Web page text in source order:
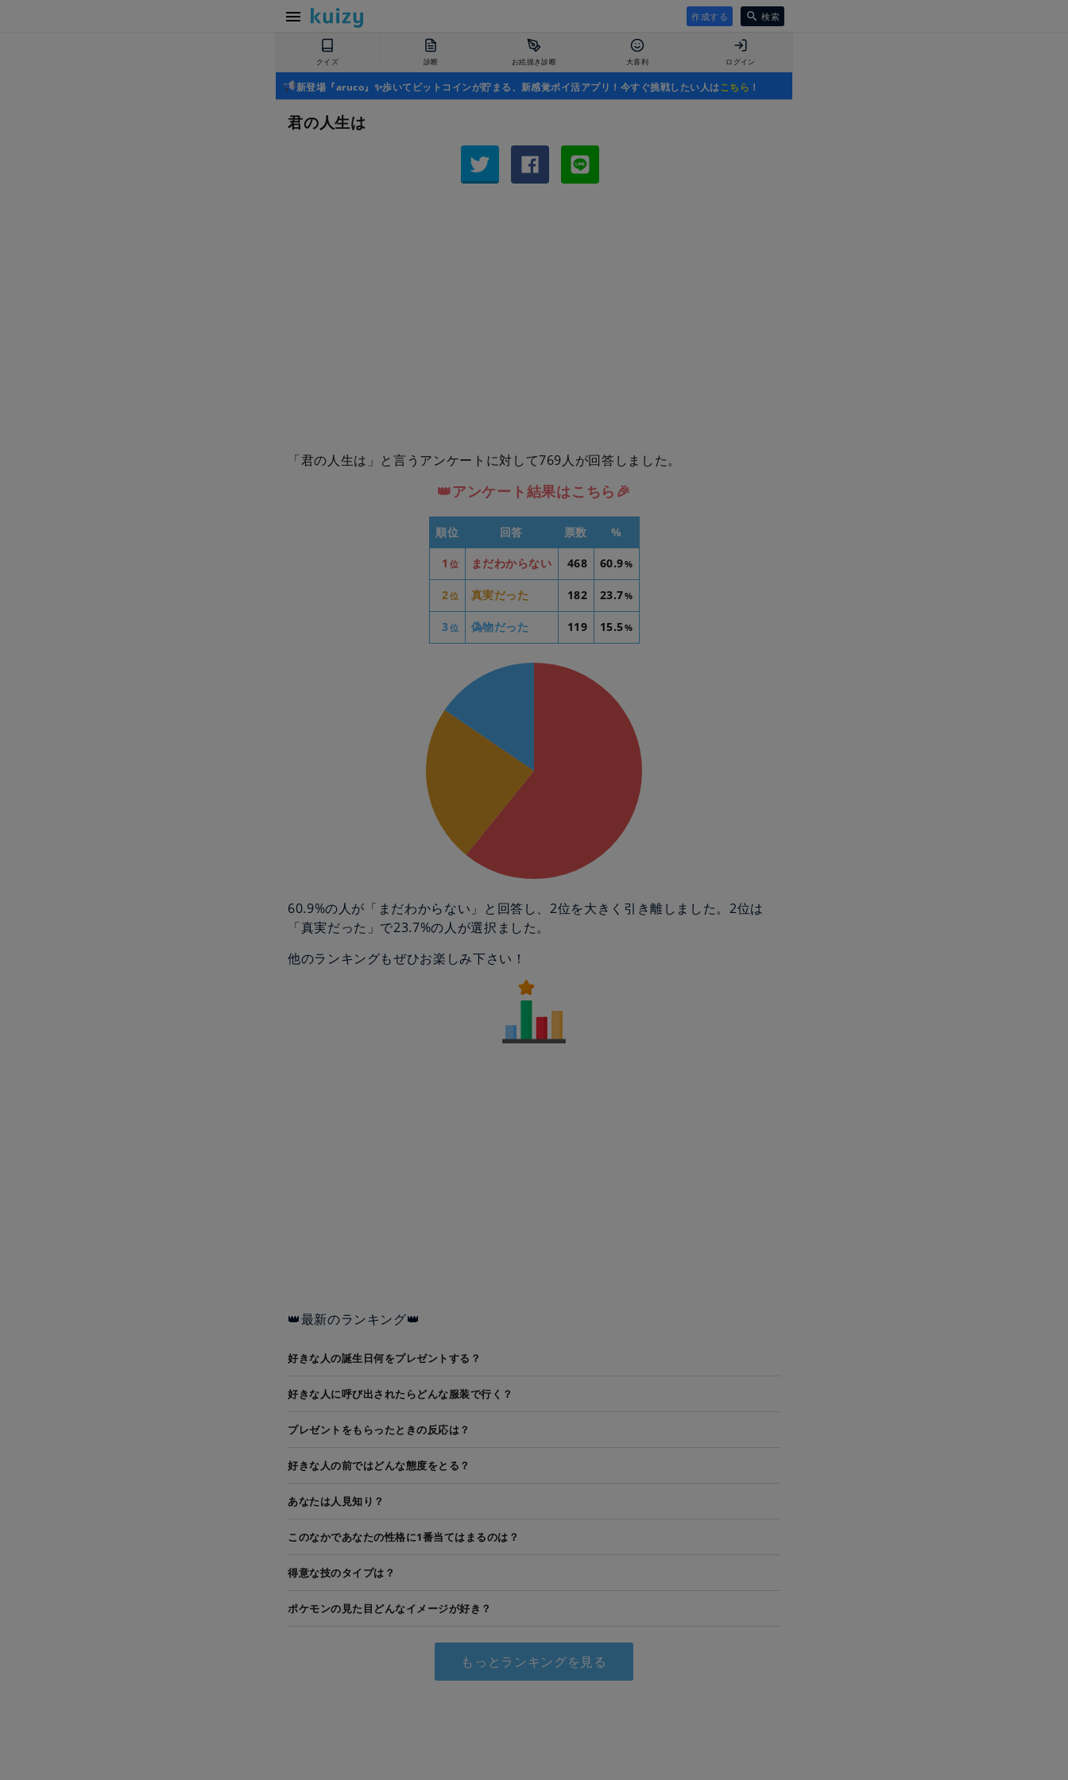
作成する 検索
クイズ 診断 お絵描き診断 大喜利 ログイン
新登場『aruco』✨歩いてビットコインが貯まる、新感覚ポイ活アプリ！今すぐ挑戦したい人はこちら ！
君の人生は
「君の人生は」と言うアンケートに対して769人が回答しました。
👑アンケート結果はこちら🎉
順位 回答 票数 %
1 位 まだわからない 468 60.9%
2位 真実だった 182 23.7%
3位 偽物だった 119 15.5%
60.9%の人が「まだわからない」と回答し、2位を大きく引き離しました。2位は
「真実だった」で23.7%の人が選択ました。
他のランキングもぜひお楽しみ下さい！
👑最新のランキング👑
好きな人の誕生日何をプレゼントする？
好きな人に呼び出されたらどんな服装で行く？
プレゼントをもらったときの反応は？
好きな人の前ではどんな態度をとる？
あなたは人見知り？
このなかであなたの性格に1番当てはまるのは？
得意な技のタイプは？
ポケモンの見た目どんなイメージが好き？
もっとランキングを見る